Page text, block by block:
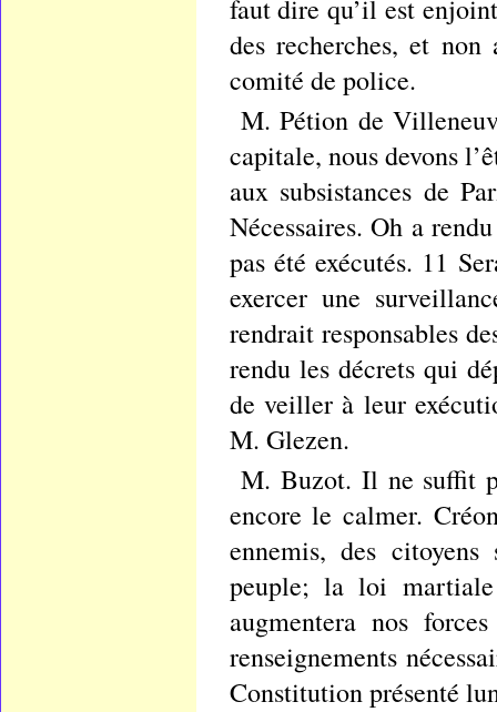
faut dire qu’il est
des recherches, et
comité de police.
M. Pétion de
capitale, nous devons
aux subsistances de
Nécessaires. Oh a
pas été exécutés. 11
exercer une
rendrait responsables
rendu les décrets qui
de veiller à leur
M. Glezen.
M. Buzot. Il ne suffit
encore le calmer.
ennemis, des
peuple; la loi
augmentera nos
renseignements
Constitution présenté